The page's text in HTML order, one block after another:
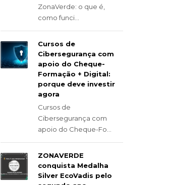
ZonaVerde: o que é,
como funci...
Cursos de
Cibersegurança com
apoio do Cheque-
Formação + Digital:
porque deve investir
agora
Cursos de
Cibersegurança com
apoio do Cheque-Fo...
ZONAVERDE
conquista Medalha
Silver EcoVadis pelo